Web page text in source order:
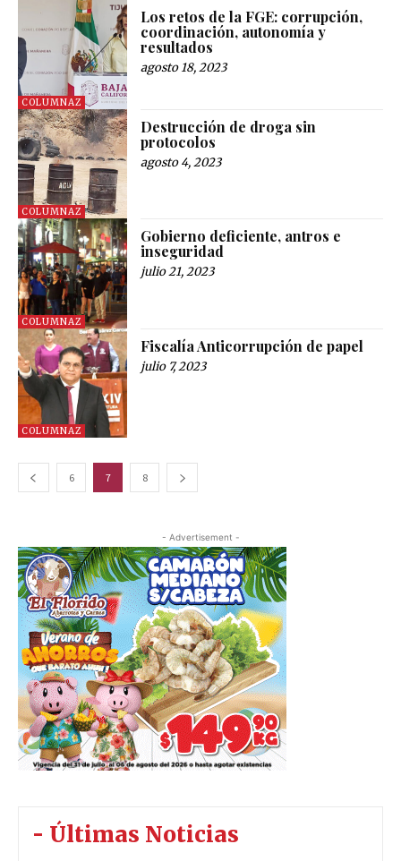
COLUMNAZ
Los retos de la FGE: corrupción,
coordinación, autonomía y
resultados
agosto 18, 2023
COLUMNAZ
Destrucción de droga sin
protocolos
agosto 4, 2023
COLUMNAZ
Gobierno deficiente, antros e
inseguridad
julio 21, 2023
COLUMNAZ
Fiscalía Anticorrupción de papel
julio 7, 2023
6 7 8
- Advertisement -
- Últimas Noticias